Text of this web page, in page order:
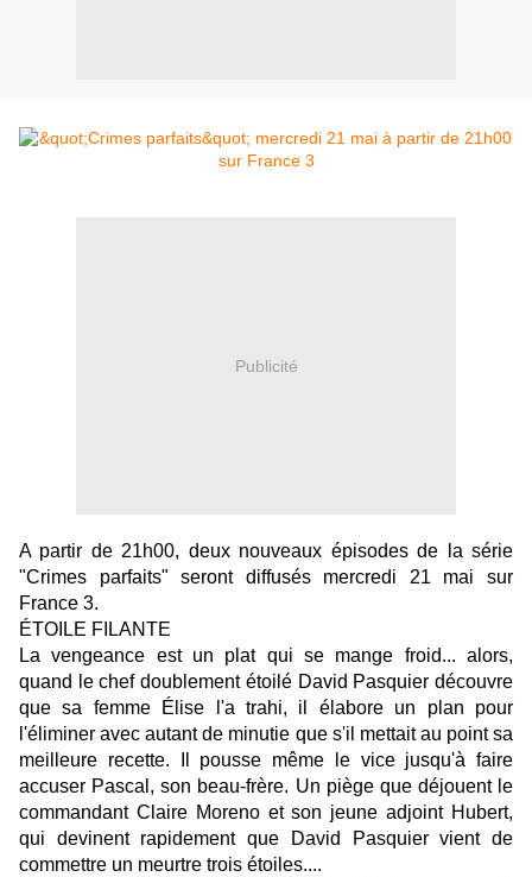
Publicité
A partir de 21h00, deux nouveaux épisodes de la série
"Crimes parfaits" seront diffusés mercredi 21 mai sur
France 3.
ÉTOILE FILANTE
La vengeance est un plat qui se mange froid... alors,
quand le chef doublement étoilé David Pasquier découvre
que sa femme Élise l'a trahi, il élabore un plan pour
l'éliminer avec autant de minutie que s'il mettait au point sa
meilleure recette. Il pousse même le vice jusqu'à faire
accuser Pascal, son beau-frère. Un piège que déjouent le
commandant Claire Moreno et son jeune adjoint Hubert,
qui devinent rapidement que David Pasquier vient de
commettre un meurtre trois étoiles....